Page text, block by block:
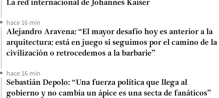
La red internacional de Johannes Kaiser
hace 16 min
Alejandro Aravena: “El mayor desafío hoy es anterior a la
arquitectura: está en juego si seguimos por el camino de la
civilización o retrocedemos a la barbarie”
hace 16 min
Sebastián Depolo: “Una fuerza política que llega al
gobierno y no cambia un ápice es una secta de fanáticos”